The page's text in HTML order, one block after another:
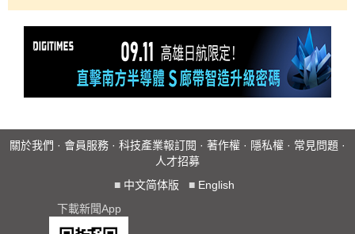
關於我們 · 會員服務 · 科技產業報訂閱 · 著作權 · 隱私權 · 常見問題 ·
人才招募
■ 中文简体版 ■ English
下載新聞App